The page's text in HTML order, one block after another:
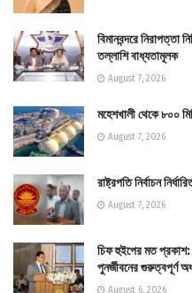
বিমানবন্দরে
তল্লাশি বাধ্যতামূলক
August 7, 2026
মহেশখালী থেকে ৮০০
August 7, 2026
রাষ্ট্রপতি নির্বাচন
August 7, 2026
চিফ হুইপের মত
পুনর্জীবনের গুরুত্বপূর্ণ
August 6, 2026